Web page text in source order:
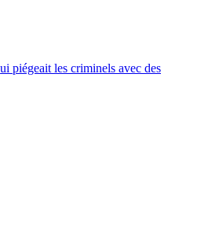
piégeait les criminels avec des